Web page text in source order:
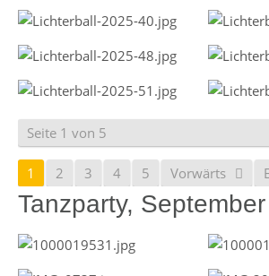
Seite 1 von 5
1 2 3 4 5 Vorwärts
Tanzparty,